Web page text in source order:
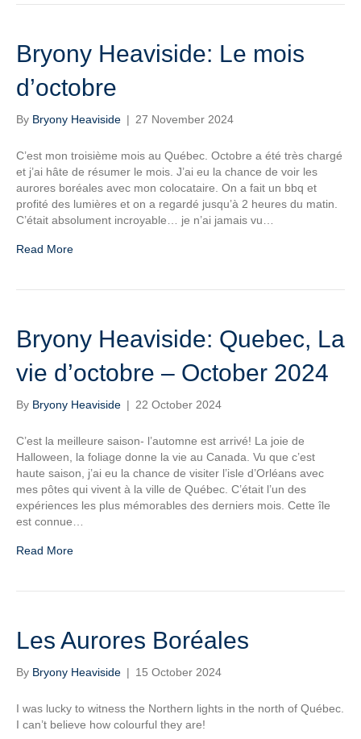
Bryony Heaviside: Le mois
d’octobre
By Bryony Heaviside | 27 November 2024
C’est mon troisième mois au Québec. Octobre a été très chargé
et j’ai hâte de résumer le mois. J’ai eu la chance de voir les
aurores boréales avec mon colocataire. On a fait un bbq et
profité des lumières et on a regardé jusqu’à 2 heures du matin.
C’était absolument incroyable… je n’ai jamais vu…
Read More
Bryony Heaviside: Quebec, La
vie d’octobre – October 2024
By Bryony Heaviside | 22 October 2024
C’est la meilleure saison- l’automne est arrivé! La joie de
Halloween, la foliage donne la vie au Canada. Vu que c’est
haute saison, j’ai eu la chance de visiter l’isle d’Orléans avec
mes pôtes qui vivent à la ville de Québec. C’était l’un des
expériences les plus mémorables des derniers mois. Cette île
est connue…
Read More
Les Aurores Boréales
By Bryony Heaviside | 15 October 2024
I was lucky to witness the Northern lights in the north of Québec.
I can’t believe how colourful they are!